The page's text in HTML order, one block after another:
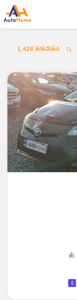
1,428 მანქანა
$